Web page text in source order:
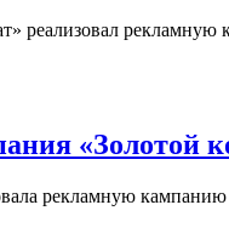
реализовал рекламную
«Золотой
рекламную